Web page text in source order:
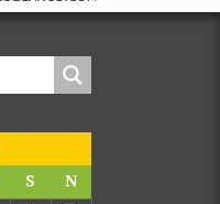
S
N